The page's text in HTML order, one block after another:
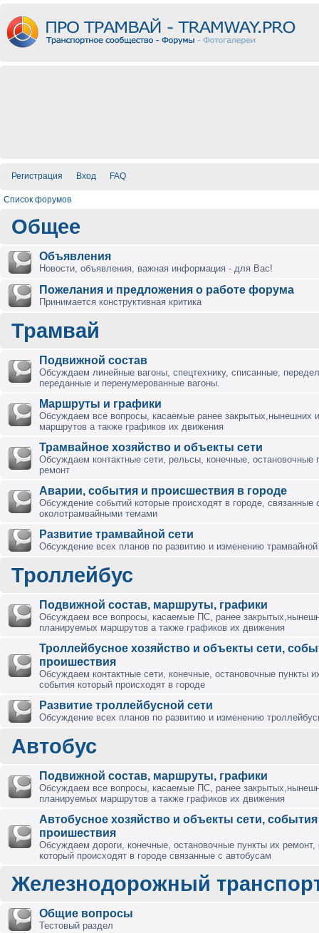
Регистрация Вход FAQ
Список форумов
Общее
Объявления
Новости, объявления, важная информация - для Вас!
Пожелания и предложения о работе форума
Принимается конструктивная критика
Трамвай
Подвижной состав
Обсуждаем линейные вагоны, спецтехнику, списанные,
переданные и перенумерованные вагоны.
Маршруты и графики
Обсуждаем все вопросы, касаемые ранее закрытых,нынешних
маршрутов а также графиков их движения
Трамвайное хозяйство и объекты сети
Обсуждаем контактные сети, рельсы, конечные, остановочные
ремонт
Аварии, события и происшествия в городе
Обсуждение событий которые происходят в городе, связанные
околотрамвайными темами
Развитие трамвайной сети
Обсуждение всех планов по развитию и изменению трамвайной
Троллейбус
Подвижной состав, маршруты, графики
Обсуждаем все вопросы, касаемые ПС, ранее
планируемых маршрутов а также графиков их движения
Троллейбусное хозяйство и объекты сети,
проишествия
Обсуждаем контактные сети, конечные, остановочные пункты
события который происходят в городе
Развитие троллейбусной сети
Обсуждение всех планов по развитию и изменению
Автобус
Подвижной состав, маршруты, графики
Обсуждаем все вопросы, касаемые ПС, ранее
планируемых маршрутов а также графиков их движения
Автобусное хозяйство и объекты сети,
проишествия
Обсуждаем дороги, конечные, остановочные пункты их ремонт,
который происходят в городе связанные с автобусам
Железнодорожный
Общие вопросы
Тестовый раздел